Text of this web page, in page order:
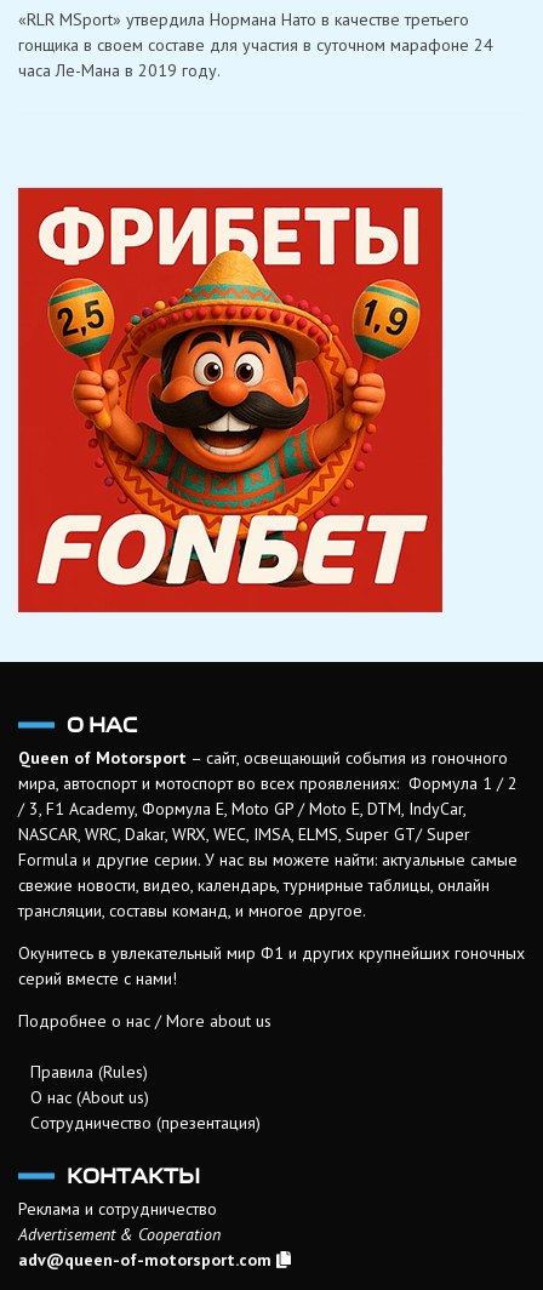
«RLR MSport» утвердила Нормана Нато в качестве третьего
гонщика в своем составе для участия в суточном марафоне 24
часа Ле-Мана в 2019 году.
О НАС
Queen of Motorsport – сайт, освещающий события из гоночного
мира, автоспорт и мотоспорт во всех проявлениях: Формула 1 / 2
/ 3, F1 Academy, Формула Е, Moto GP / Moto E, DTM, IndyCar,
NASCAR, WRC, Dakar, WRX, WEC, IMSA, ELMS, Super GT/ Super
Formula и другие серии. У нас вы можете найти: актуальные самые
свежие новости, видео, календарь, турнирные таблицы, онлайн
трансляции, составы команд, и многое другое.
Окунитесь в увлекательный мир Ф1 и других крупнейших гоночных
серий вместе с нами!
Подробнее о нас / More about us
Правила (Rules)
О нас (About us)
Сотрудничество (презентация)
КОНТАКТЫ
Реклама и сотрудничество
Advertisement & Cooperation
adv@queen-of-motorsport.com